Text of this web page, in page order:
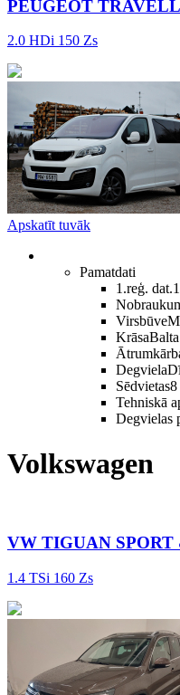
PEUGEOT
2.0 HDi 150 Zs
Apskatīt tuvāk
Pamatdati
1.reģ. dat.
Virsbūve
KrāsaBalta
Degviela
Sēdvietas8
Tehniskā
Degvielas
Volkswagen
VW TIGUAN
1.4 TSi 160 Zs